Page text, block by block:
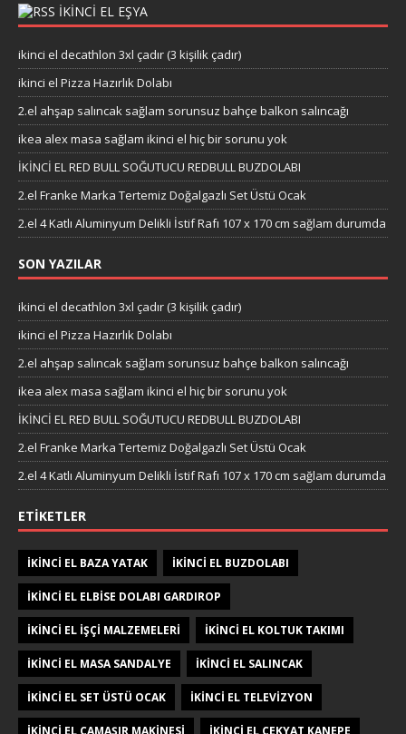
IKINCI EL EŞYA
ikinci el decathlon 3xl çadır (3 kişilik çadır)
ikinci el Pizza Hazırlık Dolabı
2.el ahşap salıncak sağlam sorunsuz bahçe balkon salıncağı
ikea alex masa sağlam ikinci el hiç bir sorunu yok
İKİNCİ EL RED BULL SOĞUTUCU REDBULL BUZDOLABI
2.el Franke Marka Tertemiz Doğalgazlı Set Üstü Ocak
2.el 4 Katlı Aluminyum Delikli İstif Rafı 107 x 170 cm sağlam durumda
SON YAZILAR
ikinci el decathlon 3xl çadır (3 kişilik çadır)
ikinci el Pizza Hazırlık Dolabı
2.el ahşap salıncak sağlam sorunsuz bahçe balkon salıncağı
ikea alex masa sağlam ikinci el hiç bir sorunu yok
İKİNCİ EL RED BULL SOĞUTUCU REDBULL BUZDOLABI
2.el Franke Marka Tertemiz Doğalgazlı Set Üstü Ocak
2.el 4 Katlı Aluminyum Delikli İstif Rafı 107 x 170 cm sağlam durumda
ETIKETLER
IKINCI EL BAZA YATAK IKINCI EL BUZDOLABI
IKINCI EL ELBISE DOLABI GARDIROP
IKINCI EL IŞÇI MALZEMELERI IKINCI EL KOLTUK TAKIMI
IKINCI EL MASA SANDALYE IKINCI EL SALINCAK
IKINCI EL SET ÜSTÜ OCAK IKINCI EL TELEVIZYON